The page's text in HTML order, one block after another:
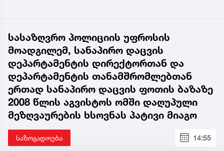
სასაზღვრო პოლიციის უფროსის
მოადგილემ, სანაპირო დაცვის
დეპარტამენტის დირექტორთან და
დეპარტამენტის თანამშრომლებთან
ერთად სანაპირო დაცვის ფოთის ბაზაზე
2008 წლის აგვისტოს ომში დაღუპული
მეზღვაურების ხსოვნას პატივი მიაგო
საზოგადოება 14:55